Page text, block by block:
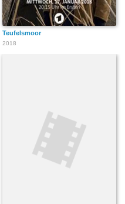
Teufelsmoor
2018